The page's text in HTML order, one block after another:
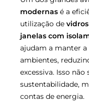
modernas é a
utilização de
janelas com
ajudam a manter
ambientes,
excessiva. Isso
sustentabilidade,
contas de energia.